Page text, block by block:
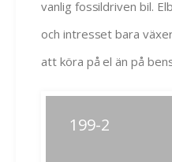
vanlig fossildriven bil.
och intresset bara
att köra på el än på
199-2